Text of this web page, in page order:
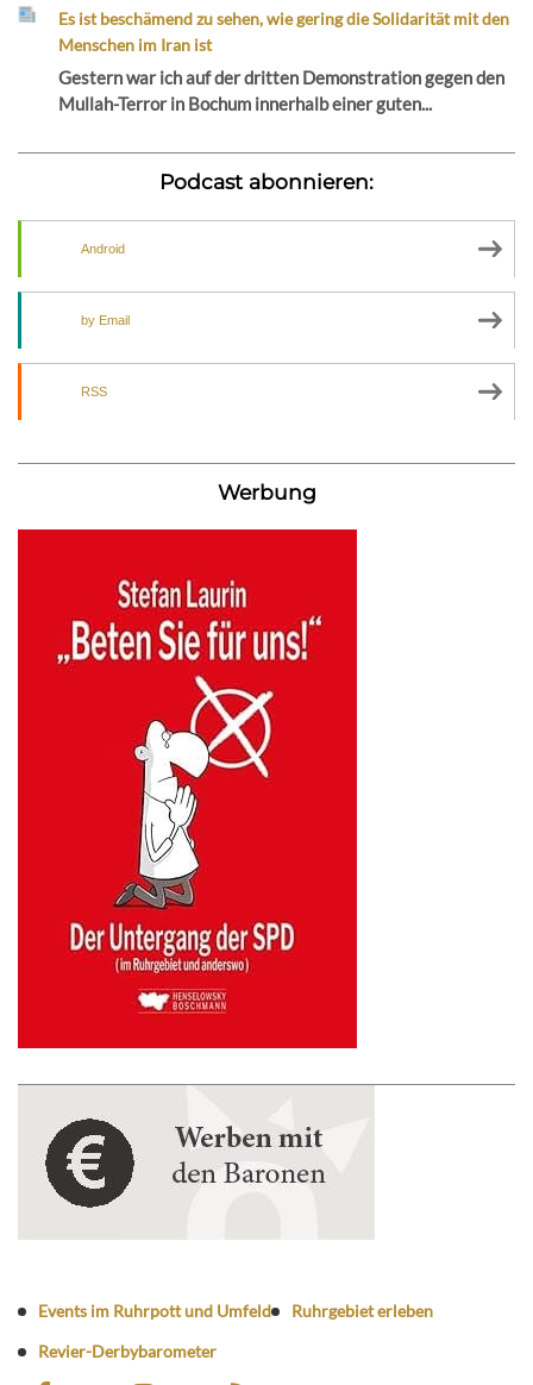
Es ist beschämend zu sehen, wie gering die Solidarität mit den
Menschen im Iran ist
Gestern war ich auf der dritten Demonstration gegen den
Mullah-Terror in Bochum innerhalb einer guten...
Podcast abonnieren:
Android
by Email
RSS
Werbung
Events im Ruhrpott und Umfeld
Ruhrgebiet erleben
Revier-Derbybarometer